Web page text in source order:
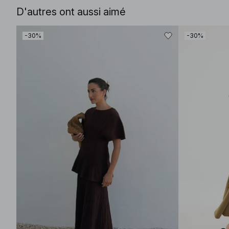
D'autres ont aussi aimé
-30% -30%